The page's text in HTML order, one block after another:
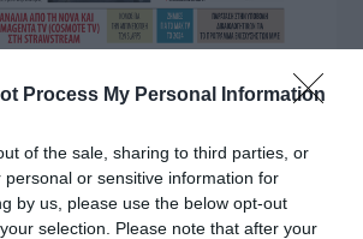
Process My Personal Information
of the sale, sharing to third parties, or
personal or sensitive information for
by us, please use the below opt-out
selection. Please note that after your